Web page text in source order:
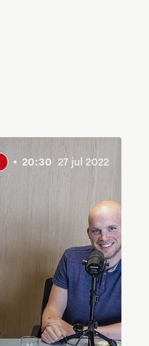
20:30 27 jul 2022